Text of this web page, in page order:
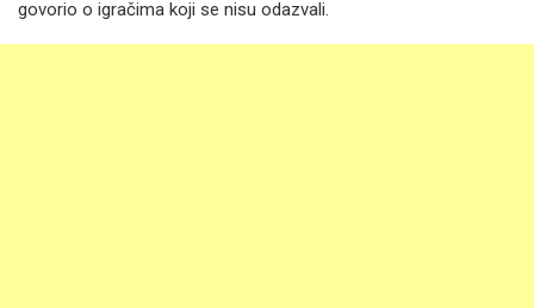
govorio o igračima koji se nisu odazvali.